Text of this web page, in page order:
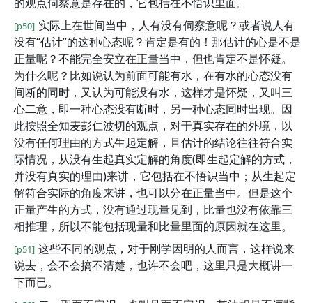
[p50] 实际上在世间当中，人有没有伺察意呢？或者说人有
没有“估计”的这种心态呢？肯定是有的！那估计的心是不是
正量呢？不能完全安立在正量当中，但也肯定不是怀疑。
为什么呢？比如说认为前面可能有水，在有水的心态没有
间断的同时，又认为可能没有水，这样才是怀疑，又叫三
心二意，即一种心态没有断时，另一种心态同时出现。因
此按照全知麦彭仁波切的观点，对于真实存在的外境，以
没有任何理由的方式生起定解，且估计的结论往往符合实
际情况，从没有生起真实定解的角度(即生起定解的方式，
并没有真实的理由)来讲，它包括在不悟识当中；从生起定
解符合实际的角度来讲，也可以分在正量当中。但是这个
正量产生的方式，没有通过现量见到，比量也没有依靠三
相推理，所以不能包括现量和比量里面的原因就在这里。
[p51] 这些不同的观点，对于刚学因明的人而言，这样说来
说去，会不会搞不清楚，也许不会吧，这里只是大概讲一
下而已。